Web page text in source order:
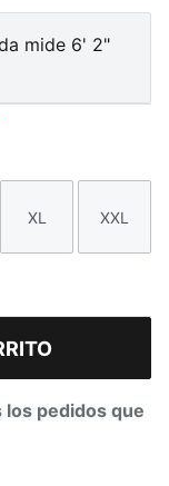
mide 6' 2"
Talla
XL
Talla
XXL
pedidos que